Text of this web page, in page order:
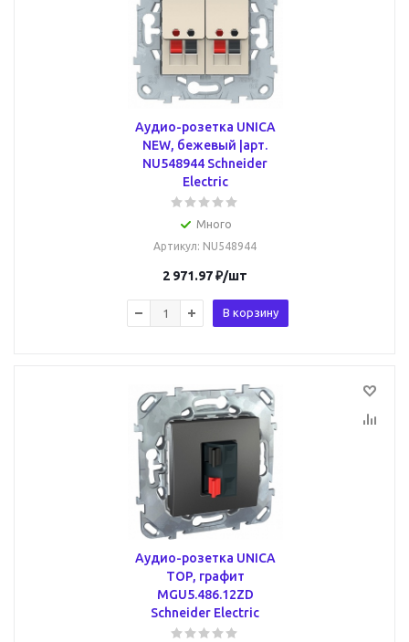
Аудио-розетка UNICA
NEW, бежевый |арт.
NU548944 Schneider
Electric
Много
Артикул: NU548944
2 971.97₽/шт
В корзину
Аудио-розетка UNICA
TOP, графит
MGU5.486.12ZD
Schneider Electric